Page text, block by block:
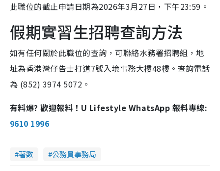
此職位的截止申請日期為2026年3月27日，下午23:59。
假期實習生招聘查詢方法
如有任何關於此職位的查詢，可聯絡水務署招聘組，地
址為香港灣仔告士打道7號入境事務大樓48樓。查詢電話
為 (852) 3974 5072。
有料爆? 歡迎報料！U Lifestyle WhatsApp 報料專線:
9610 1996
著數 公務員事務局